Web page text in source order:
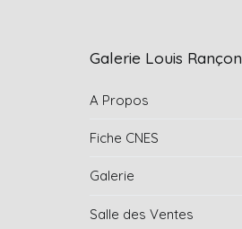
Galerie Louis Rançon
A Propos
Fiche CNES
Galerie
Salle des Ventes